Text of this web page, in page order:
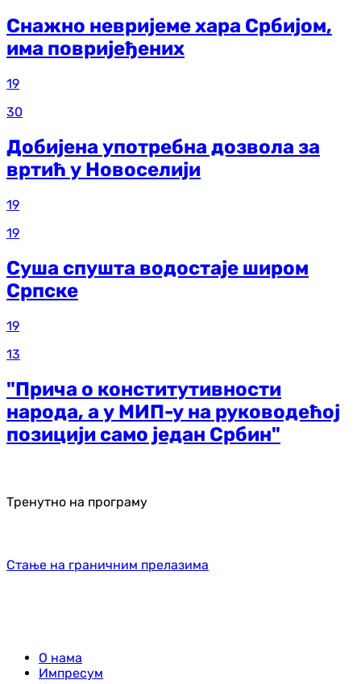
Снажно невријеме хара Србијом,
има повријеђених
19
30
Добијена употребна дозвола за
вртић у Новоселији
19
19
Суша спушта водостаје широм
Српске
19
13
"Прича о конститутивности
народа, а у МИП-у на руководећој
позицији само један Србин"
Тренутно на програму
Стање на граничним прелазима
О нама
Импресум